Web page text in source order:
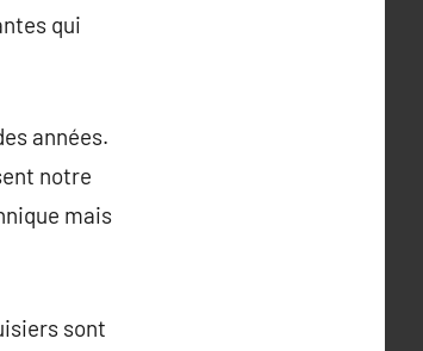
qui
années.
notre
mais
sont